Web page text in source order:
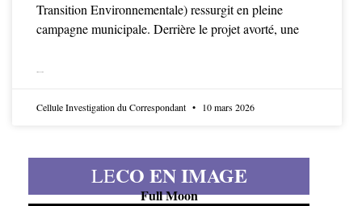
Transition Environnementale) ressurgit en pleine
campagne municipale. Derrière le projet avorté, une
Cellule Investigation du Correspondant 10 mars 2026
LECO EN IMAGE
Full Moon